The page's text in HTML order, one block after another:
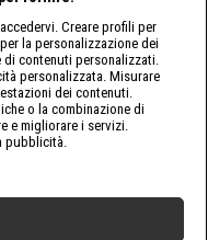
Creare profili per
la personalizzazione dei
contenuti personalizzati.
personalizzata. Misurare
dei contenuti.
o la combinazione di
e migliorare i servizi.
pubblicità.